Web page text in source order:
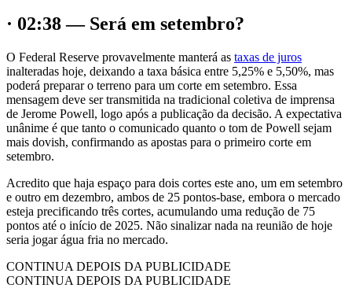
· 02:38 — Será em setembro?
O Federal Reserve provavelmente manterá as taxas de juros
inalteradas hoje, deixando a taxa básica entre 5,25% e 5,50%, mas
poderá preparar o terreno para um corte em setembro. Essa
mensagem deve ser transmitida na tradicional coletiva de imprensa
de Jerome Powell, logo após a publicação da decisão. A expectativa
unânime é que tanto o comunicado quanto o tom de Powell sejam
mais dovish, confirmando as apostas para o primeiro corte em
setembro.
Acredito que haja espaço para dois cortes este ano, um em setembro
e outro em dezembro, ambos de 25 pontos-base, embora o mercado
esteja precificando três cortes, acumulando uma redução de 75
pontos até o início de 2025. Não sinalizar nada na reunião de hoje
seria jogar água fria no mercado.
CONTINUA DEPOIS DA PUBLICIDADE
CONTINUA DEPOIS DA PUBLICIDADE